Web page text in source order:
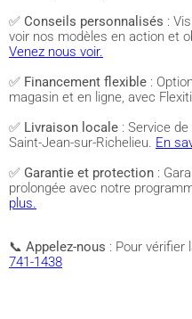
✅ Conseils personnalisés :
voir nos modèles en action et
Venez nous voir.
✅ Financement flexible :
magasin et en ligne, avec
✅ Livraison locale : Service
Saint-Jean-sur-Richelieu. En
✅ Garantie et protection :
prolongée avec notre
plus.
📞 Appelez-nous : Pour vérifier
741-1438